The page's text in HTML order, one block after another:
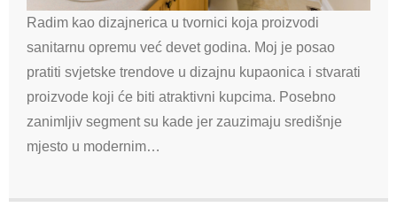
Radim kao dizajnerica u tvornici koja proizvodi
sanitarnu opremu već devet godina. Moj je posao
pratiti svjetske trendove u dizajnu kupaonica i stvarati
proizvode koji će biti atraktivni kupcima. Posebno
zanimljiv segment su kade jer zauzimaju središnje
mjesto u modernim…